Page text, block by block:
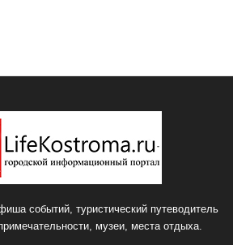
событий, туристический путеводитель
музеи, места отдыха.